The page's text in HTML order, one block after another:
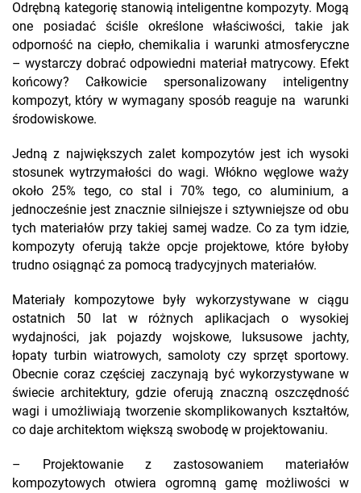
Odrębną kategorię stanowią inteligentne kompozyty. Mogą
one posiadać ściśle określone właściwości, takie jak
odporność na ciepło, chemikalia i warunki atmosferyczne
– wystarczy dobrać odpowiedni materiał matrycowy. Efekt
końcowy? Całkowicie spersonalizowany inteligentny
kompozyt, który w wymagany sposób reaguje na warunki
środowiskowe.
Jedną z największych zalet kompozytów jest ich wysoki
stosunek wytrzymałości do wagi. Włókno węglowe waży
około 25% tego, co stal i 70% tego, co aluminium, a
jednocześnie jest znacznie silniejsze i sztywniejsze od obu
tych materiałów przy takiej samej wadze. Co za tym idzie,
kompozyty oferują także opcje projektowe, które byłoby
trudno osiągnąć za pomocą tradycyjnych materiałów.
Materiały kompozytowe były wykorzystywane w ciągu
ostatnich 50 lat w różnych aplikacjach o wysokiej
wydajności, jak pojazdy wojskowe, luksusowe jachty,
łopaty turbin wiatrowych, samoloty czy sprzęt sportowy.
Obecnie coraz częściej zaczynają być wykorzystywane w
świecie architektury, gdzie oferują znaczną oszczędność
wagi i umożliwiają tworzenie skomplikowanych kształtów,
co daje architektom większą swobodę w projektowaniu.
– Projektowanie z zastosowaniem materiałów
kompozytowych otwiera ogromną gamę możliwości w